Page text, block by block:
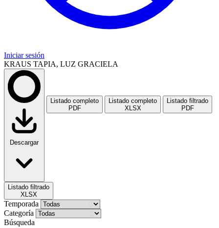
Iniciar sesión
KRAUS TAPIA, LUZ GRACIELA
Descargar
Listado completo
PDF
Listado completo
XLSX
Listado filtrado
PDF
Listado filtrado
XLSX
Temporada
Categoría
Búsqueda